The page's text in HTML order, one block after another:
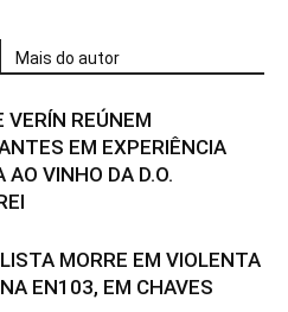
Mais do autor
VERÍN REÚNEM
EM EXPERIÊNCIA
AO VINHO DA D.O.
MORRE EM VIOLENTA
EN103, EM CHAVES